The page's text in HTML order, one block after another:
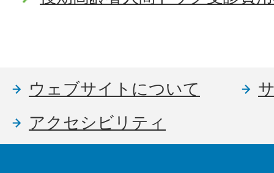
ウェブサイトについて
アクセシビリティ